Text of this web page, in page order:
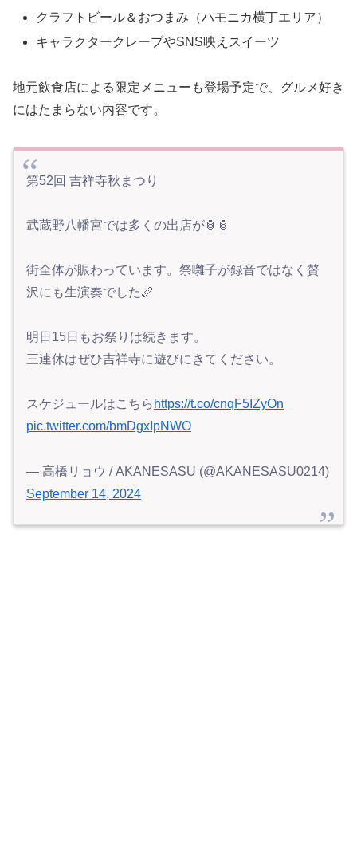
クラフトビール＆おつまみ（ハモニカ横丁エリア）
キャラクタークレープやSNS映えスイーツ
地元飲食店による限定メニューも登場予定で、グルメ好き
にはたまらない内容です。
第52回 吉祥寺秋まつり
武蔵野八幡宮では多くの出店が🏮🏮
街全体が賑わっています。祭囃子が録音ではなく贅
沢にも生演奏でした🪈
明日15日もお祭りは続きます。
三連休はぜひ吉祥寺に遊びにきてください。
スケジュールはこちら https://t.co/cnqF5IZyOn
pic.twitter.com/bmDgxIpNWO
— 高橋リョウ / AKANESASU (@AKANESASU0214)
September 14, 2024